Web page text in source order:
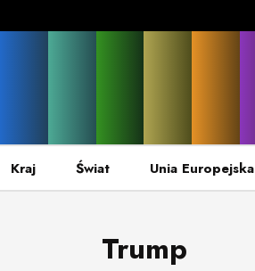
Kraj Świat Unia Europejska
Trump